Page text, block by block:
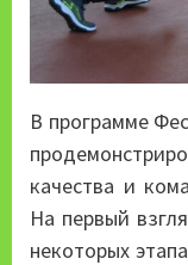
В программе
качества и
На первый
некоторых